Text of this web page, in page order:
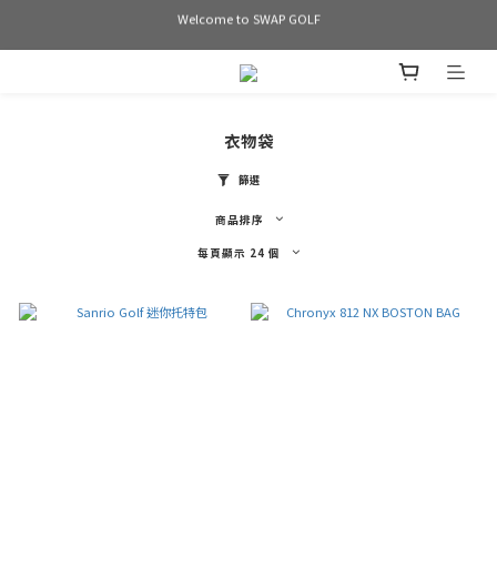
Welcome to SWAP GOLF
Welcome to SWAP GOLF
滿3000 免運
衣物袋
篩選
商品排序
每頁顯示 24 個